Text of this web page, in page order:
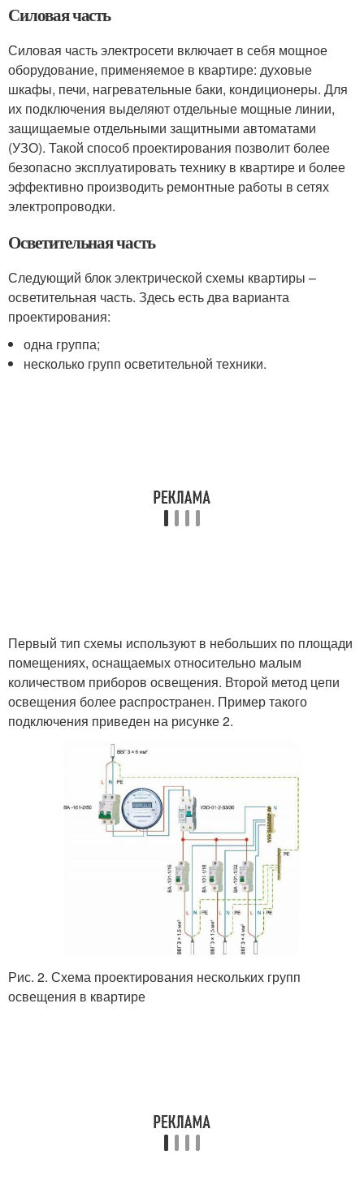
Силовая часть
Силовая часть электросети включает в себя мощное
оборудование, применяемое в квартире: духовые
шкафы, печи, нагревательные баки, кондиционеры. Для
их подключения выделяют отдельные мощные линии,
защищаемые отдельными защитными автоматами
(УЗО). Такой способ проектирования позволит более
безопасно эксплуатировать технику в квартире и более
эффективно производить ремонтные работы в сетях
электропроводки.
Осветительная часть
Следующий блок электрической схемы квартиры –
осветительная часть. Здесь есть два варианта
проектирования:
одна группа;
несколько групп осветительной техники.
Первый тип схемы используют в небольших по площади
помещениях, оснащаемых относительно малым
количеством приборов освещения. Второй метод цепи
освещения более распространен. Пример такого
подключения приведен на рисунке 2.
Рис. 2. Схема проектирования нескольких групп
освещения в квартире